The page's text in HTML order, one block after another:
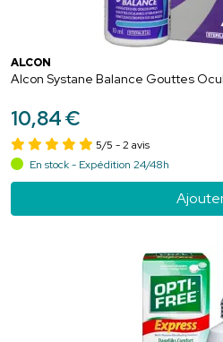
ALCON
Alcon Systane Balance Gouttes
10,84€
5/5 - 2 avis
En stock - Expédition 24/48h